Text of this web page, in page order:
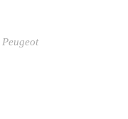
Peugeot